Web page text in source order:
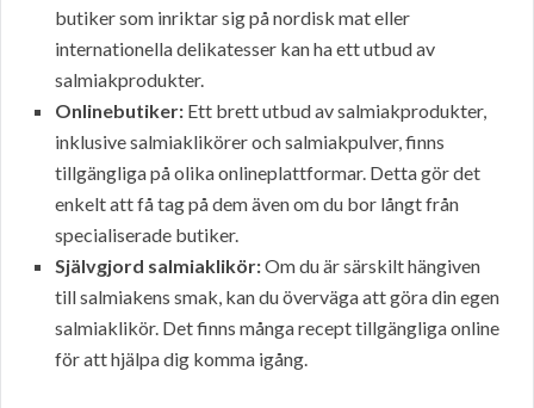
butiker som inriktar sig på nordisk mat eller
internationella delikatesser kan ha ett utbud av
salmiakprodukter.
Onlinebutiker: Ett brett utbud av salmiakprodukter,
inklusive salmiaklikörer och salmiakpulver, finns
tillgängliga på olika onlineplattformar. Detta gör det
enkelt att få tag på dem även om du bor långt från
specialiserade butiker.
Självgjord salmiaklikör:Om du är särskilt hängiven
till salmiakens smak, kan du överväga att göra din egen
salmiaklikör. Det finns många recept tillgängliga online
för att hjälpa dig komma igång.